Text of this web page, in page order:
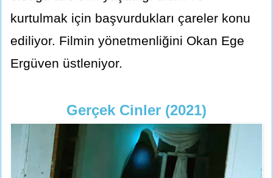
kurtulmak için başvurdukları çareler konu
ediliyor. Filmin yönetmenliğini Okan Ege
Ergüven üstleniyor.
Gerçek Cinler (2021)